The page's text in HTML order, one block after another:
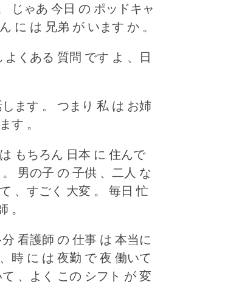
じゃあ 今日 の ポッドキャ
に は 兄弟 が います か 。
よくある 質問 です よ 、日
ます 。
つまり 私 は お姉
す 。
もちろん 日本 に 住んで
男の子 の 子供 、二人 な
、すごく 大変 。
毎日 忙
。
看護師 の 仕事 は 本当に
時 に は 夜勤 で 夜 働いて
、よく この シフト が 変